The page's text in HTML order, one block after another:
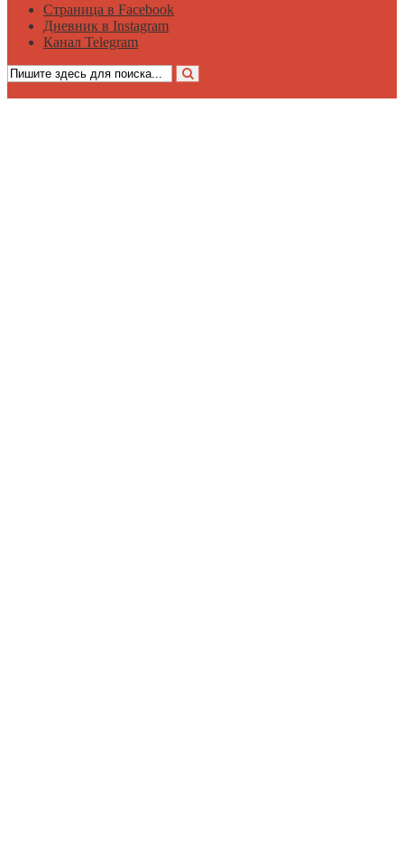
Страница в Facebook
Дневник в Instagram
Канал Telegram